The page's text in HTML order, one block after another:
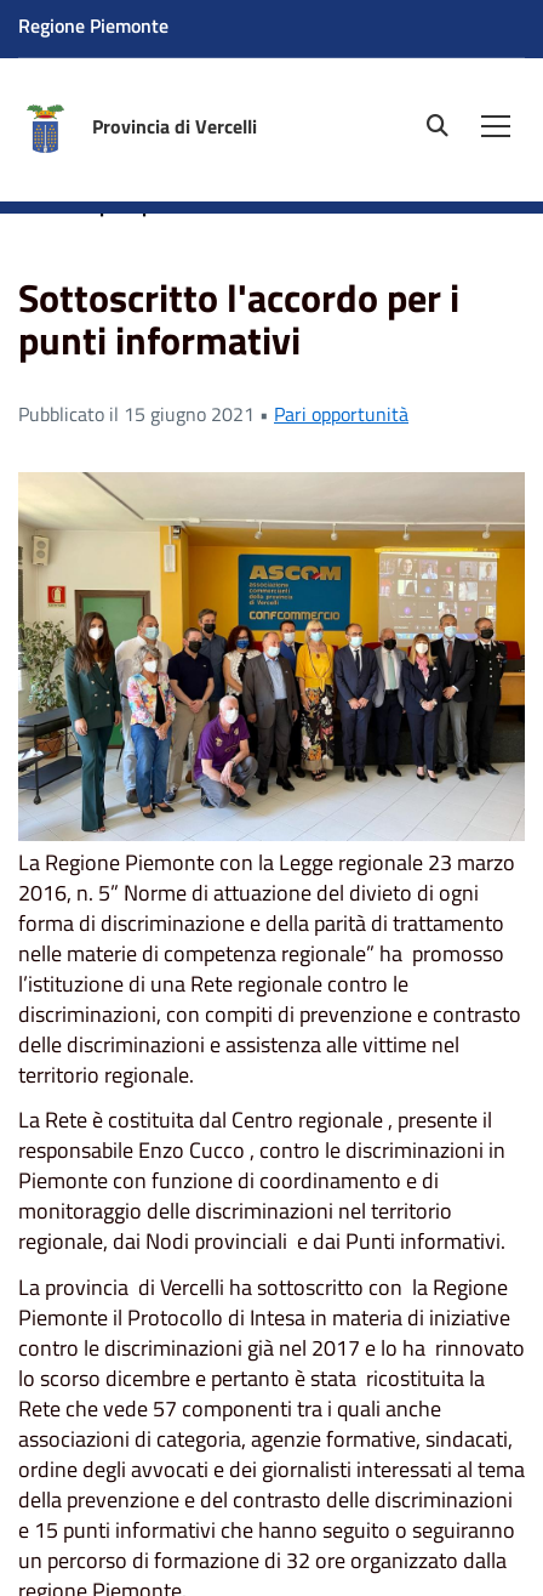
Regione Piemonte
Provincia di Vercelli site.searc
l'accordo per i punti informativi
Sottoscritto l'accordo per i
punti informativi
Pubblicato il 15 giugno 2021 • Pari opportunità
La Regione Piemonte con la Legge regionale 23 marzo
2016, n. 5” Norme di attuazione del divieto di ogni
forma di discriminazione e della parità di trattamento
nelle materie di competenza regionale” ha promosso
l’istituzione di una Rete regionale contro le
discriminazioni, con compiti di prevenzione e contrasto
delle discriminazioni e assistenza alle vittime nel
territorio regionale.
La Rete è costituita dal Centro regionale , presente il
responsabile Enzo Cucco , contro le discriminazioni in
Piemonte con funzione di coordinamento e di
monitoraggio delle discriminazioni nel territorio
regionale, dai Nodi provinciali e dai Punti informativi.
La provincia di Vercelli ha sottoscritto con la Regione
Piemonte il Protocollo di Intesa in materia di iniziative
contro le discriminazioni già nel 2017 e lo ha rinnovato
lo scorso dicembre e pertanto è stata ricostituita la
Rete che vede 57 componenti tra i quali anche
associazioni di categoria, agenzie formative, sindacati,
ordine degli avvocati e dei giornalisti interessati al tema
della prevenzione e del contrasto delle discriminazioni
e 15 punti informativi che hanno seguito o seguiranno
un percorso di formazione di 32 ore organizzato dalla